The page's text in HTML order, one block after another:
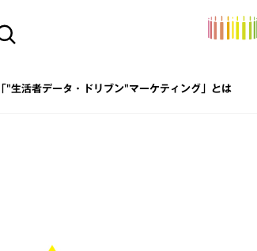
「"生活者データ・ドリブン"マーケティング」とは